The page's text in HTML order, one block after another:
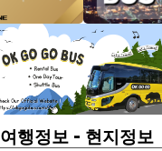
여행정보- 현지정보